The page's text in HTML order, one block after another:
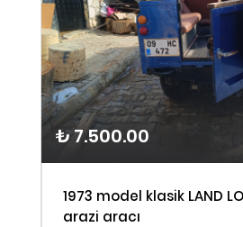
₺ 7.500.00
1973 model klasik LAND
arazi aracı